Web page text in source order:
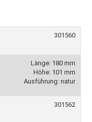
301560
Länge: 180 mm
Höhe: 101 mm
Ausführung: natur
301562